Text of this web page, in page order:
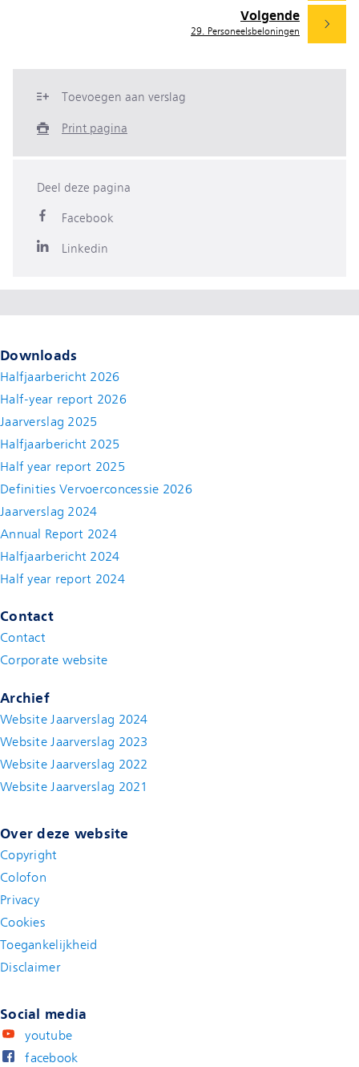
Volgende
29. Personeelsbeloningen
Toevoegen aan verslag
Print pagina
Deel deze pagina
Facebook
Linkedin
Downloads
Halfjaarbericht 2026
Half-year report 2026
Jaarverslag 2025
Halfjaarbericht 2025
Half year report 2025
Definities Vervoerconcessie 2026
Jaarverslag 2024
Annual Report 2024
Halfjaarbericht 2024
Half year report 2024(new window)
Contact
Contact
Corporate website
Archief
Website Jaarverslag 2024
Website Jaarverslag 2023
Website Jaarverslag 2022
Website Jaarverslag 2021
Over deze website
Copyright
Colofon
Privacy
Cookies
Toegankelijkheid
Disclaimer(new window)
Social media
youtube
facebook